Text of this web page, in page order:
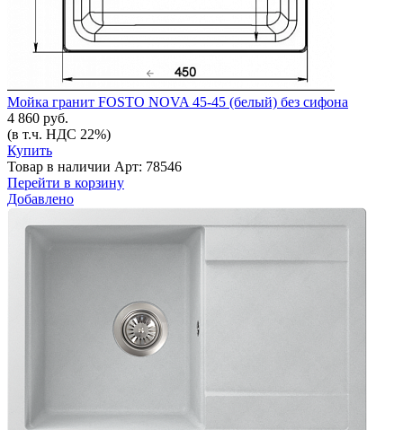
Мойка гранит FOSTO NOVA 45-45 (белый) без сифона
4 860 руб.
(в т.ч. НДС 22%)
Купить
Товар в наличии Арт: 78546
Перейти в корзину
Добавлено